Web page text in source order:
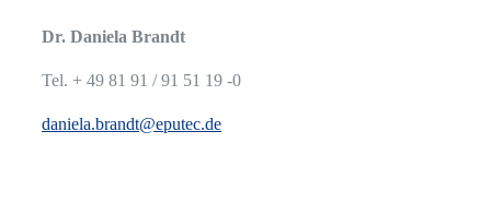
Dr. Daniela Brandt
Tel. + 49 81 91 / 91 51 19 -0
daniela.brandt@eputec.de